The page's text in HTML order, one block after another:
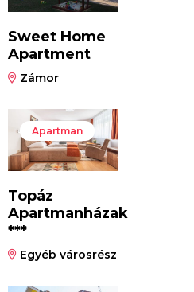
Sweet Home
Apartment
Zámor
Apartman
Topáz
Apartmanházak
***
Egyéb városrész